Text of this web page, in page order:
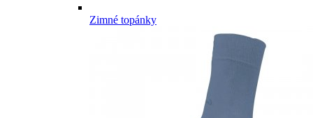
Zimné topánky